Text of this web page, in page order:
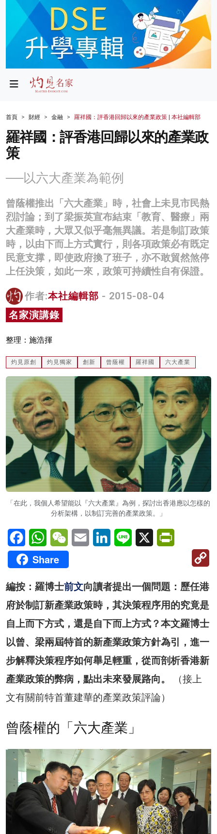
政局
財經
生活
健康
商業
影片
名家榜
灼見活動
關於我們
首頁 財經 金融 羅祥國：評香港回歸以來的產業政策 | 本社編輯部
羅祥國：評香港回歸以來的產業政
策
──以六大產業為範例
曾蔭權推出「六大產業」時，社會上未見市民熱
烈討論；到了梁振英宣布結束「教育、醫療」兩
大產業時，大眾又似乎毫無異議。若是制訂政策
時，以由下而上方式實行，則各項政策必有既定
民意支撑，即使政府換了班子，亦不敢貿然煞停
上任決策，如此一來，政策可持續性自有保證。
作者:本社編輯部 - 2015-08-04
名家演講錄
整理：施浩揮
灼見原創 灼見獨家 創新 曾蔭權 羅祥國 六大產業
「在此，我個人希望能以『六大產業』為例，探討出香港應以怎樣的
分析架構，以制訂完善的產業政策。」
FacebookWhatsAppWeChatEmail LinkedInLine X
Share
編按：羅博士前文向讀者提出一個問題：歷任港
府於制訂新產業政策時，其決策程序用的究竟是
自上而下方式，還是自下而上方式？本文羅博士
以曾、梁兩屆特首的新產業政策方針為引，進一
步解釋決策程序如何舉足輕重，從而剖析香港新
產業政策的弊病，點出未來發展路向。
（接上
文有關前特首董建華的產業政策評論）
曾蔭權的「六大產業」